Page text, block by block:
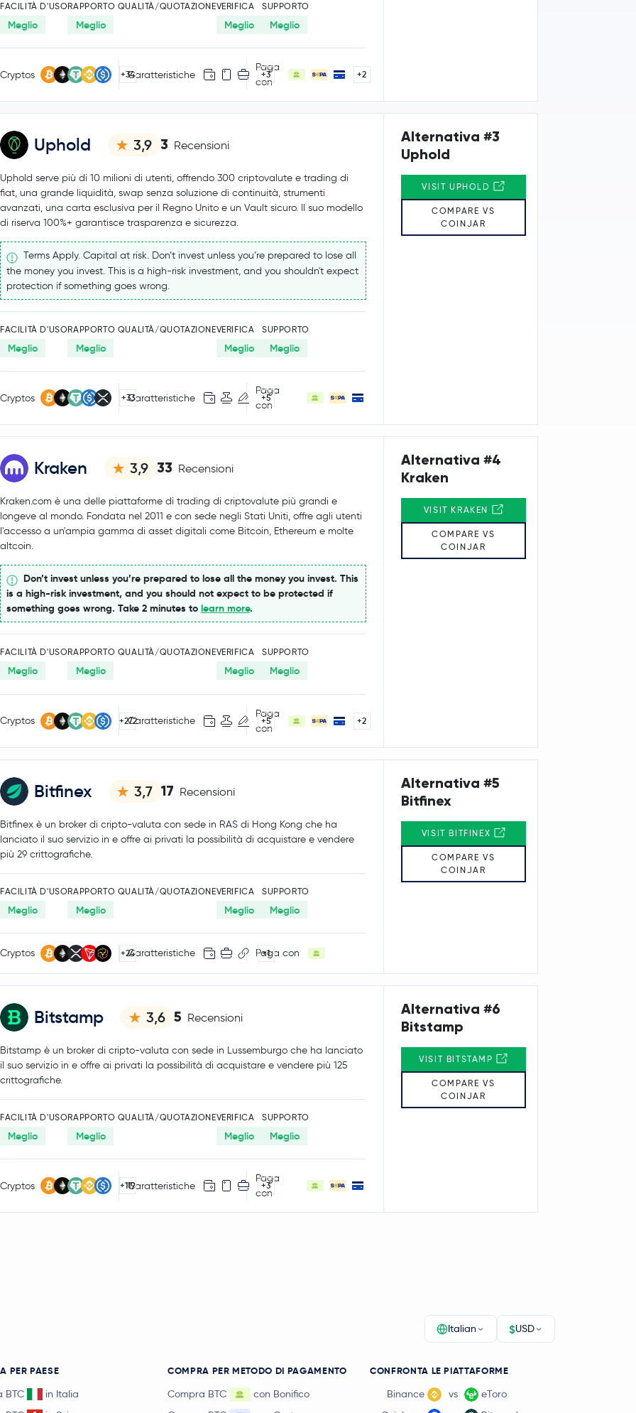
FACILITÀ D'USO
Meglio
RAPPORTO QUALITÀ/QUOTAZIONE
Meglio
VERIFICA
Meglio
SUPPORTO
Meglio
Cryptos +34Caratteristiche +3
Paga
con
+2
Uphold 3,9 3 Recensioni
Uphold serve più di 10 milioni di utenti, offrendo 300 criptovalute e trading di
fiat, una grande liquidità, swap senza soluzione di continuità, strumenti
avanzati, una carta esclusiva per il Regno Unito e un Vault sicuro. Il suo modello
di riserva 100%+ garantisce trasparenza e sicurezza.
Terms Apply. Capital at risk. Don’t invest unless you’re prepared to lose all
the money you invest. This is a high-risk investment, and you shouldn't expect
protection if something goes wrong.
FACILITÀ D'USO
Meglio
RAPPORTO QUALITÀ/QUOTAZIONE
Meglio
VERIFICA
Meglio
SUPPORTO
Meglio
Cryptos +33Caratteristiche +5
Paga
con
Alternativa #3
Uphold
VISIT UPHOLD
COMPARE VS
COINJAR
Kraken 3,9 33 Recensioni
Kraken.com è una delle piattaforme di trading di criptovalute più grandi e
longeve al mondo. Fondata nel 2011 e con sede negli Stati Uniti, offre agli utenti
l'accesso a un'ampia gamma di asset digitali come Bitcoin, Ethereum e molte
altcoin.
Don’t invest unless you’re prepared to lose all the money you invest. This
is a high-risk investment, and you should not expect to be protected if
something goes wrong. Take 2 minutes to learn more.
FACILITÀ D'USO
Meglio
RAPPORTO QUALITÀ/QUOTAZIONE
Meglio
VERIFICA
Meglio
SUPPORTO
Meglio
Cryptos +272Caratteristiche +5
Paga
con
+2
Alternativa #4
Kraken
VISIT KRAKEN
COMPARE VS
COINJAR
Bitfinex 3,7 17 Recensioni
Bitfinex è un broker di cripto-valuta con sede in RAS di Hong Kong che ha
lanciato il suo servizio in e offre ai privati la possibilità di acquistare e vendere
più 29 crittografiche.
FACILITÀ D'USO
Meglio
RAPPORTO QUALITÀ/QUOTAZIONE
Meglio
VERIFICA
Meglio
SUPPORTO
Meglio
Cryptos +24Caratteristiche +1
Paga con
Alternativa #5
Bitfinex
VISIT BITFINEX
COMPARE VS
COINJAR
Bitstamp 3,6 5 Recensioni
Bitstamp è un broker di cripto-valuta con sede in Lussemburgo che ha lanciato
il suo servizio in e offre ai privati la possibilità di acquistare e vendere più 125
crittografiche.
FACILITÀ D'USO
Meglio
RAPPORTO QUALITÀ/QUOTAZIONE
Meglio
VERIFICA
Meglio
SUPPORTO
Meglio
Cryptos +119Caratteristiche +3
Paga
con
Alternativa #6
Bitstamp
VISIT BITSTAMP
COMPARE VS
COINJAR
Italian $USD
PER PAESE
BTC
in Italia
COMPRA PER METODO DI PAGAMENTO
Compra BTC
con Bonifico
CONFRONTA LE PIATTAFORME
Binance vs
eToro